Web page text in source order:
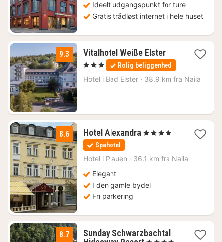
Ideelt udgangspunkt for ture
Gratis trådløst internet i hele huset
9.3 Vitalhotel Weiße Elster1
nat
fra
1032
, 3 Stjerner Rolig beliggenhed
Hotel i Bad Elster · 38.9 km fra Naila
8.6 Hotel Alexandra 1
830
, 4 Stjerner
Spahotel
Hotel i Plauen · 36.1 km fra Naila
Elegant
I den gamle bydel
Fri parkering
8.7
Sunday Schwarzbachtal